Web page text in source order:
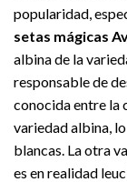
popularidad,
setas mágicas
albina de la
responsable de
conocida entre la
variedad albina,
blancas. La otra
es en realidad